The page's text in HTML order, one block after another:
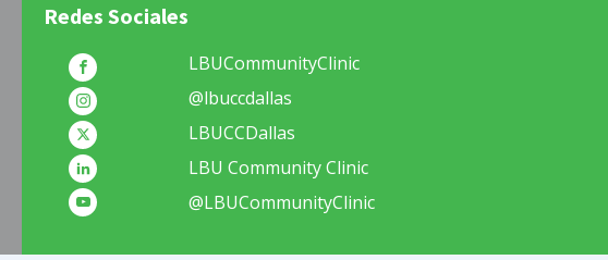
Redes Sociales
LBUCommunityClinic
@lbuccdallas
LBUCCDallas
LBU Community Clinic
@LBUCommunityClinic